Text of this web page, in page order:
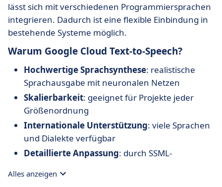
lässt sich mit verschiedenen Programmiersprachen
integrieren. Dadurch ist eine flexible Einbindung in
bestehende Systeme möglich.
Warum Google Cloud Text-to-Speech?
Hochwertige Sprachsynthese: realistische
Sprachausgabe mit neuronalen Netzen
Skalierbarkeit: geeignet für Projekte jeder
Größenordnung
Internationale Unterstützung: viele Sprachen
und Dialekte verfügbar
Detaillierte Anpassung: durch SSML-
Integration ins Google-Cloud-Ökosystem
Alles anzeigen